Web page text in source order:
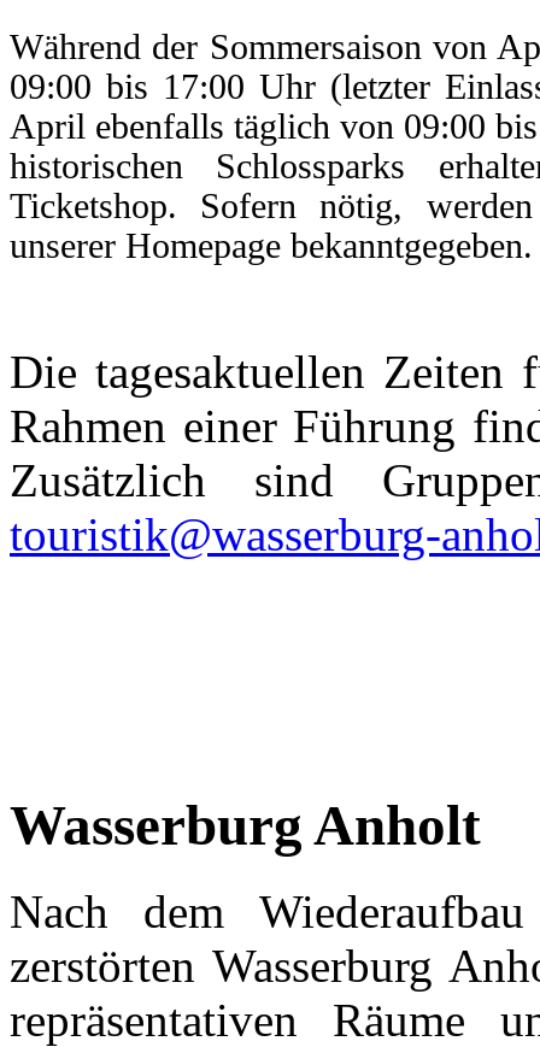
Während der Sommersaison von
09:00 bis 17:00 Uhr (letzter
April ebenfalls täglich von 09:00
historischen Schlossparks
Ticketshop. Sofern nötig,
unserer Homepage bekanntgegeben.
Die tagesaktuellen Zeiten
Rahmen einer Führung
Zusätzlich sind
touristik@wasserburg-
Wasserburg Anholt
Nach dem
zerstörten Wasserburg
repräsentativen Räume